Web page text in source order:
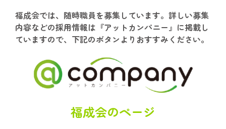
福成会では、随時職員を募集しています。詳しい募集
内容などの採用情報は『アットカンパニー』に掲載し
ていますので、下記のボタンよりおすすみください。
福成会のページ